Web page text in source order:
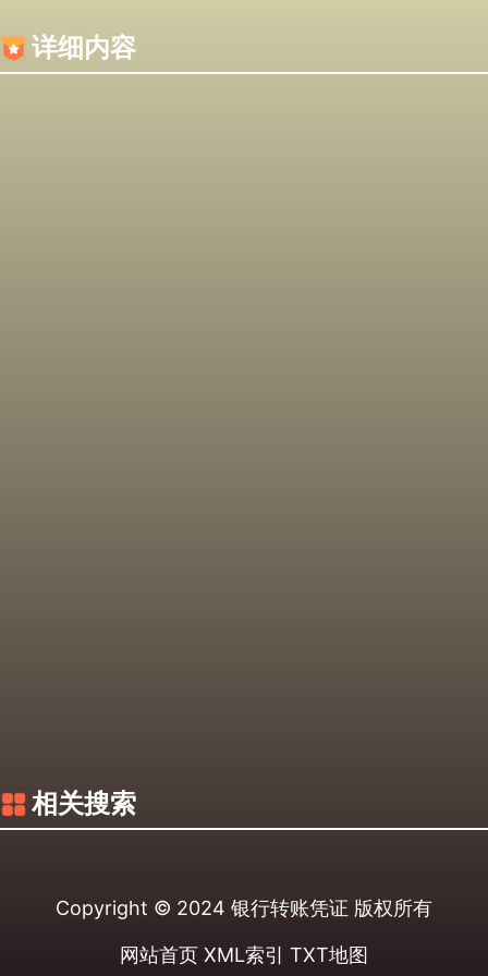
详细内容
相关搜索
Copyright © 2024 银行转账凭证 版权所有
网站首页 XML索引 TXT地图